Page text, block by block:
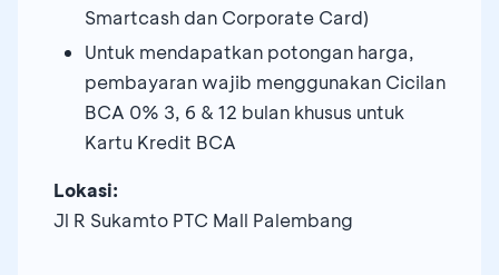
Smartcash dan Corporate Card)
Untuk mendapatkan potongan harga,
pembayaran wajib menggunakan Cicilan
BCA 0% 3, 6 & 12 bulan khusus untuk
Kartu Kredit BCA
Lokasi:
Jl R Sukamto PTC Mall Palembang